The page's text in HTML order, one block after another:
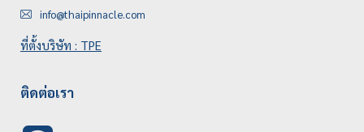
info@thaipinnacle.com
ที่ตั้งบริษัท : TPE
ติดต่อเรา